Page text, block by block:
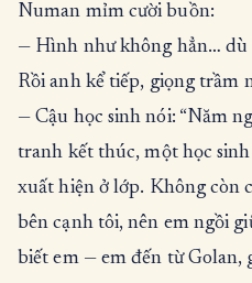
Numan mỉm cười buồn:
— Hình như không hẳn… dù
Rồi anh kể tiếp, giọng trầm
— Cậu học sinh nói: “Năm
tranh kết thúc, một học
xuất hiện ở lớp. Không còn
bên cạnh tôi, nên em ngồi
biết em — em đến từ Golan,